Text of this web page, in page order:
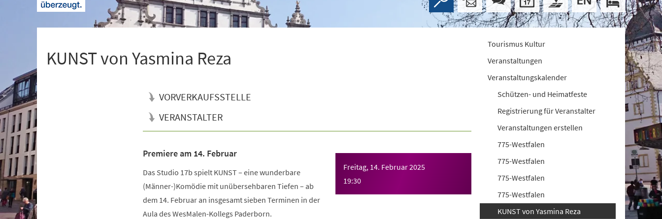
KUNST von Yasmina Reza
VORVERKAUFSSTELLE
VERANSTALTER
Freitag, 14. Februar 2025
19:30
Premiere am 14. Februar
Das Studio 17b spielt KUNST – eine wunderbare
(Männer-)Komödie mit unübersehbaren Tiefen – ab
dem 14. Februar an insgesamt sieben Terminen in der
Aula des WesMalen-Kollegs Paderborn.
Tourismus Kultur
Veranstaltungen
Veranstaltungskalender
Schützen- und Heimatfeste
Registrierung für Veranstalter
Veranstaltungen erstellen
775-Westfalen
775-Westfalen
775-Westfalen
775-Westfalen
KUNST von Yasmina Reza